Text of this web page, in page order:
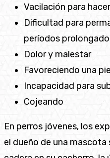
Vacilación para
Dificultad para
períodos
Dolor y malestar
Favoreciendo una
Incapacidad para
Cojeando
En perros jóvenes, los
el dueño de una